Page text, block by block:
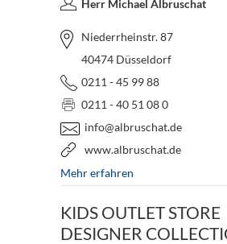
Herr Michael Albruschat
Niederrheinstr. 87
40474 Düsseldorf
0211 - 45 99 88
0211 - 40 51 08 0
info@albruschat.de
www.albruschat.de
Mehr erfahren
KIDS OUTLET STORE
DESIGNER